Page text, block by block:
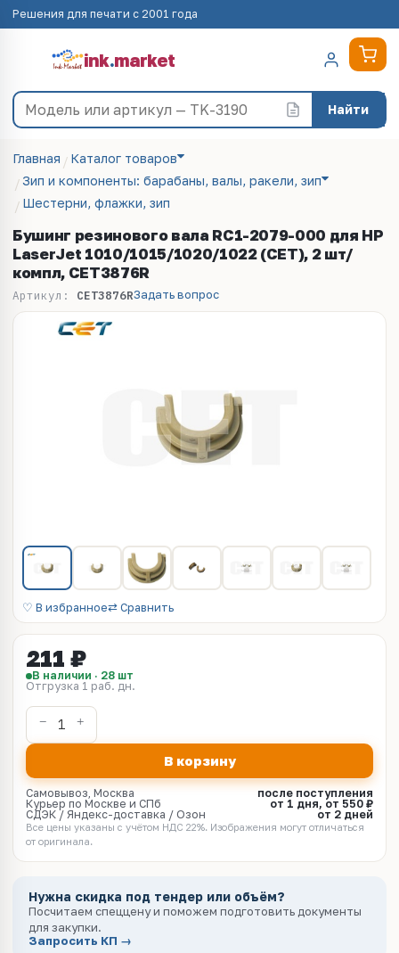
Решения для печати с 2001 года
ink.market
Найти
Главная
Каталог товаров
Зип и компоненты: барабаны, валы, ракели, зип
Шестерни, флажки, зип
Бушинг резинового вала RC1-2079-000 для HP
LaserJet 1010/1015/1020/1022 (CET), 2 шт/
компл, CET3876R
Артикул: CET3876RЗадать вопрос
♡ В избранное⇄ Сравнить
211 ₽
В наличии · 28 шт
Отгрузка 1 раб. дн.
В корзину
Самовывоз, Москва
после поступления
Курьер по Москве и СПб
от 1 дня, от 550 ₽
СДЭК / Яндекс-доставка / Озон
от 2 дней
Все цены указаны с учётом НДС 22%. Изображения могут отличаться
от оригинала.
Нужна скидка под тендер или объём?
Посчитаем спеццену и поможем подготовить документы
для закупки.
Запросить КП →